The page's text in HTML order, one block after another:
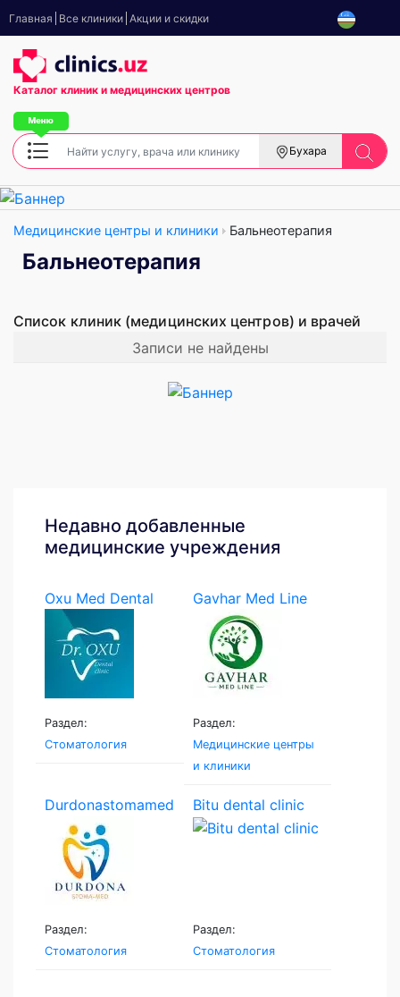
Главная Все клиники Акции и скидки
Каталог клиник и медицинских центров
Бухара
Медицинские центры и клиники Бальнеотерапия
Бальнеотерапия
Список клиник (медицинских центров) и врачей
Записи не найдены
Недавно добавленные
медицинские учреждения
Oxu Med Dental
Раздел:
Стоматология
Gavhar Med Line
Раздел:
Медицинские центры
и клиники
Durdonastomamed
Раздел:
Стоматология
Bitu dental clinic
Раздел:
Стоматология